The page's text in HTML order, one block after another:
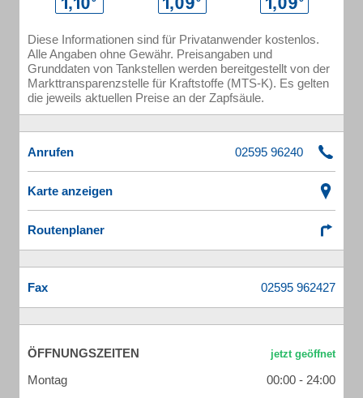
Diese Informationen sind für Privatanwender kostenlos.
Alle Angaben ohne Gewähr. Preisangaben und
Grunddaten von Tankstellen werden bereitgestellt von der
Markttransparenzstelle für Kraftstoffe (MTS-K). Es gelten
die jeweils aktuellen Preise an der Zapfsäule.
Anrufen
Karte anzeigen
Routenplaner
Fax
ÖFFNUNGSZEITEN
Montag
00:00 - 24:00